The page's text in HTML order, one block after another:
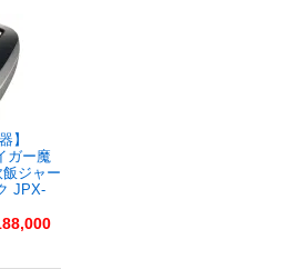
】
ガー魔
ジャー
JPX-